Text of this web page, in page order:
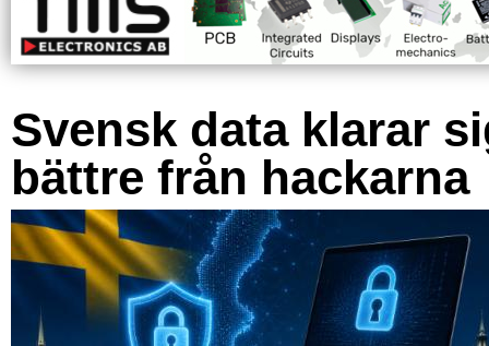
Svensk data klarar
bättre från hackarna